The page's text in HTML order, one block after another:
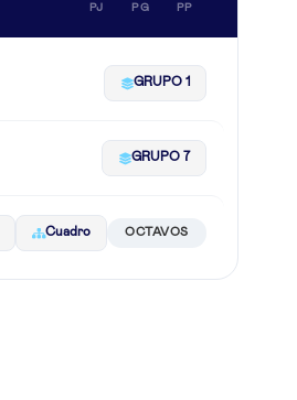
PJ PG PP
GRUPO 1
GRUPO 7
Cuadro OCTAVOS